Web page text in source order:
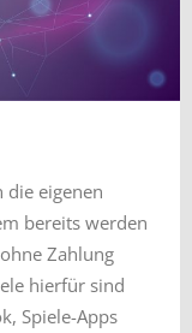
die eigenen
bereits werden
Zahlung
hierfür sind
Spiele-Apps